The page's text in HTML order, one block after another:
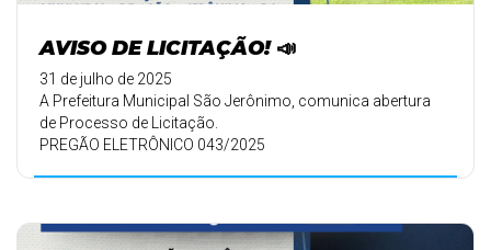
AVISO DE LICITAÇÃO! 📣
31 de julho de 2025
A Prefeitura Municipal São Jerônimo, comunica abertura
de Processo de Licitação.
PREGÃO ELETRÔNICO 043/2025